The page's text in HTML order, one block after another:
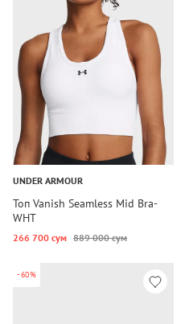
UNDER ARMOUR
Топ Vanish Seamless Mid Bra-
WHT
266 700 сум 889 000 сум
-60%